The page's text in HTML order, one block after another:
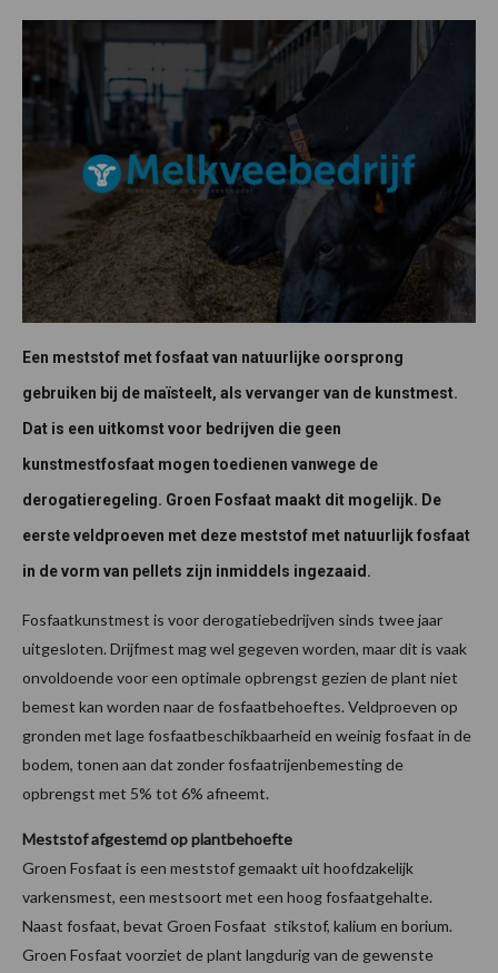
Een meststof met fosfaat van natuurlijke oorsprong
gebruiken bij de maïsteelt, als vervanger van de kunstmest.
Dat is een uitkomst voor bedrijven die geen
kunstmestfosfaat mogen toedienen vanwege de
derogatieregeling. Groen Fosfaat maakt dit mogelijk. De
eerste veldproeven met deze meststof met natuurlijk fosfaat
in de vorm van pellets zijn inmiddels ingezaaid.
Fosfaatkunstmest is voor derogatiebedrijven sinds twee jaar
uitgesloten. Drijfmest mag wel gegeven worden, maar dit is vaak
onvoldoende voor een optimale opbrengst gezien de plant niet
bemest kan worden naar de fosfaatbehoeftes. Veldproeven op
gronden met lage fosfaatbeschikbaarheid en weinig fosfaat in de
bodem, tonen aan dat zonder fosfaatrijenbemesting de
opbrengst met 5% tot 6% afneemt.
Meststof afgestemd op plantbehoefte
Groen Fosfaat is een meststof gemaakt uit hoofdzakelijk
varkensmest, een mestsoort met een hoog fosfaatgehalte.
Naast fosfaat, bevat Groen Fosfaat stikstof, kalium en borium.
Groen Fosfaat voorziet de plant langdurig van de gewenste